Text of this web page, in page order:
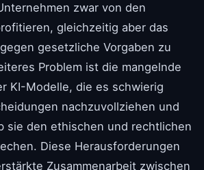
zwar von den
gleichzeitig aber das
gesetzliche Vorgaben zu
Problem ist die mangelnde
KI-Modelle, die es schwierig
nachzuvollziehen und
sie den ethischen und rechtlichen
Diese Herausforderungen
Zusammenarbeit zwischen